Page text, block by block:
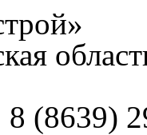
8 (8639)